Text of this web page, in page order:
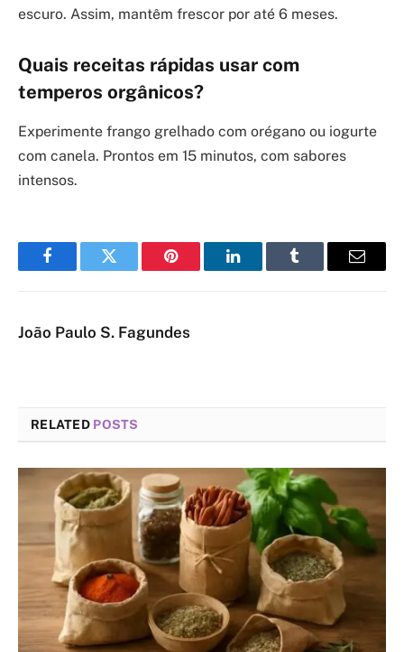
escuro. Assim, mantêm frescor por até 6 meses.
Quais receitas rápidas usar com
temperos orgânicos?
Experimente frango grelhado com orégano ou iogurte
com canela. Prontos em 15 minutos, com sabores
intensos.
FacebookTwitter Pinterest LinkedInTumblr Email
João Paulo S. Fagundes
RELATED POSTS